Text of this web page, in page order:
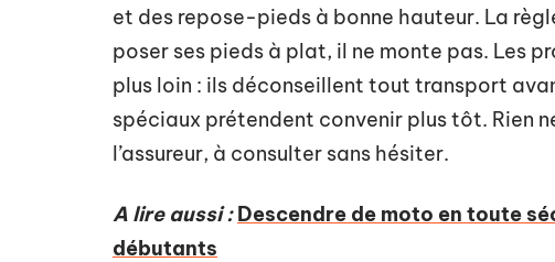
et des repose-pieds à bonne hauteur. La
poser ses pieds à plat, il ne monte pas. Les
plus loin : ils déconseillent tout transport
spéciaux prétendent convenir plus tôt. Rien
l’assureur, à consulter sans hésiter.
A lire aussi : Descendre de moto en toute
débutants